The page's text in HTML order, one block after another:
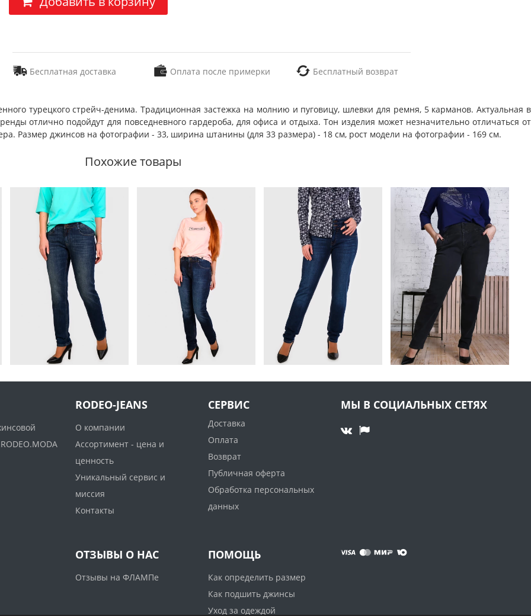
Бесплатная доставка Оплата после примерки Бесплатный возврат
турецкого стрейч-денима. Традиционная застежка на молнию и пуговицу, шлевки для ремня, 5 карманов. Актуальная в
отлично подойдут для повседневного гардероба, для офиса и отдыха. Тон изделия может незначительно отличаться от
Размер джинсов на фотографии - 33, ширина штанины (для 33 размера) - 18 см, рост модели на фотографии - 169 см.
Похожие товары
RODEO-JEANS
О компании
Ассортимент - цена и
ценность
Уникальный сервис и
миссия
Контакты
СЕРВИС
Доставка
Оплата
Возврат
Публичная оферта
Обработка персональных
данных
МЫ В СОЦИАЛЬНЫХ СЕТЯХ
ОТЗЫВЫ О НАС
Отзывы на ФЛАМПе
ПОМОЩЬ
Как определить размер
Как подшить джинсы
Уход за одеждой